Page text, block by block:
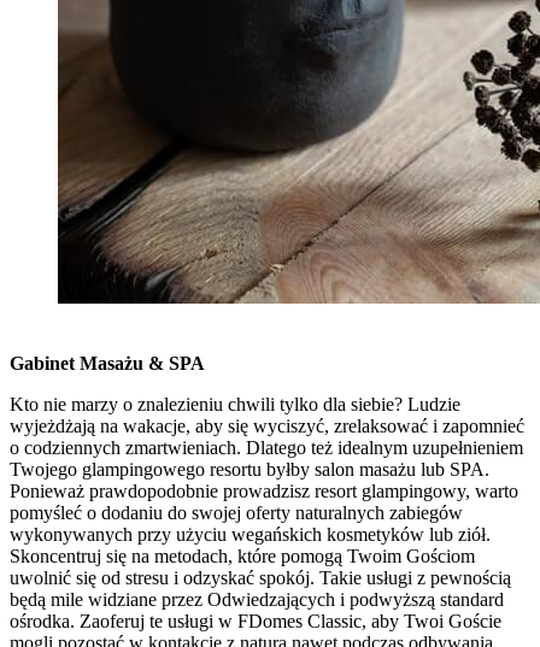
Gabinet Masażu & SPA
Kto nie marzy o znalezieniu chwili tylko dla siebie? Ludzie
wyjeżdżają na wakacje, aby się wyciszyć, zrelaksować i zapomnieć
o codziennych zmartwieniach. Dlatego też idealnym uzupełnieniem
Twojego glampingowego resortu byłby salon masażu lub SPA.
Ponieważ prawdopodobnie prowadzisz resort glampingowy, warto
pomyśleć o dodaniu do swojej oferty naturalnych zabiegów
wykonywanych przy użyciu wegańskich kosmetyków lub ziół.
Skoncentruj się na metodach, które pomogą Twoim Gościom
uwolnić się od stresu i odzyskać spokój. Takie usługi z pewnością
będą mile widziane przez Odwiedzających i podwyższą standard
ośrodka. Zaoferuj te usługi w FDomes Classic, aby Twoi Goście
mogli pozostać w kontakcie z naturą nawet podczas odbywania